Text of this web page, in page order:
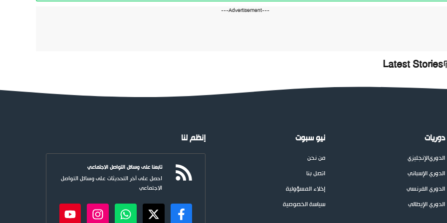
---Advertisement---
Latest Stories
دوريات
الدوريالإنجليزي
الدوري الإسباني
الدوري الفرنسي
الدوري الإيطالي
نيو سبوت
من نحن
اتصل بنا
إخلاء المسؤولية
سياسة الخصوصية
إنظم لنا
تابعنا على وسائل التواصل الاجتماعي
احصل على آخر التحديثات على وسائل التواصل
الاجتماعي